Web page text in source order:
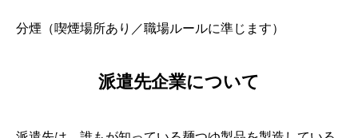
分煙（喫煙場所あり／職場ルールに準じます）
派遣先企業について